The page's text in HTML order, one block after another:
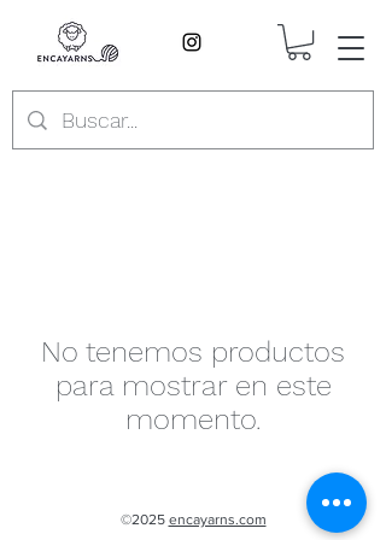
No tenemos productos
para mostrar en este
momento.
©2025 encayarns.com